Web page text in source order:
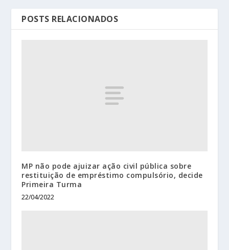
POSTS RELACIONADOS
MP não pode ajuizar ação civil pública sobre
restituição de empréstimo compulsório, decide
Primeira Turma
22/04/2022